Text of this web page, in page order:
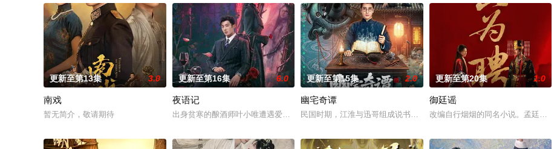
更新至第13集 3.0
南戏
暂无简介，敬请期待
更新至第16集 6.0
夜语记
出身贫寒的酿酒师叶小唯遭遇爱人程桉、恩师林晚媚的双重背叛。她从恨意中涅槃重生，借私生女桑落的身份
更新至第15集 2.0
幽宅奇谭
民国时期，江淮与迅哥组成说书班子，偶遇“白天人住屋，晚上鬼占房”
更新至第20集 1.0
御廷谣
改编自行烟烟的同名小说。孟廷辉